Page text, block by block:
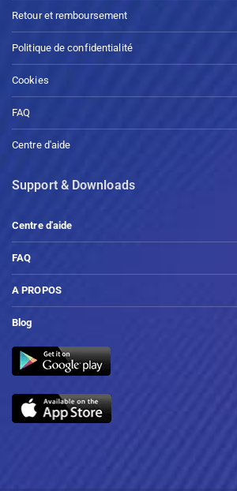
Retour et remboursement
Politique de confidentialité
Cookies
FAQ
Centre d'aide
Support & Downloads
Centre d'aide
FAQ
A PROPOS
Blog